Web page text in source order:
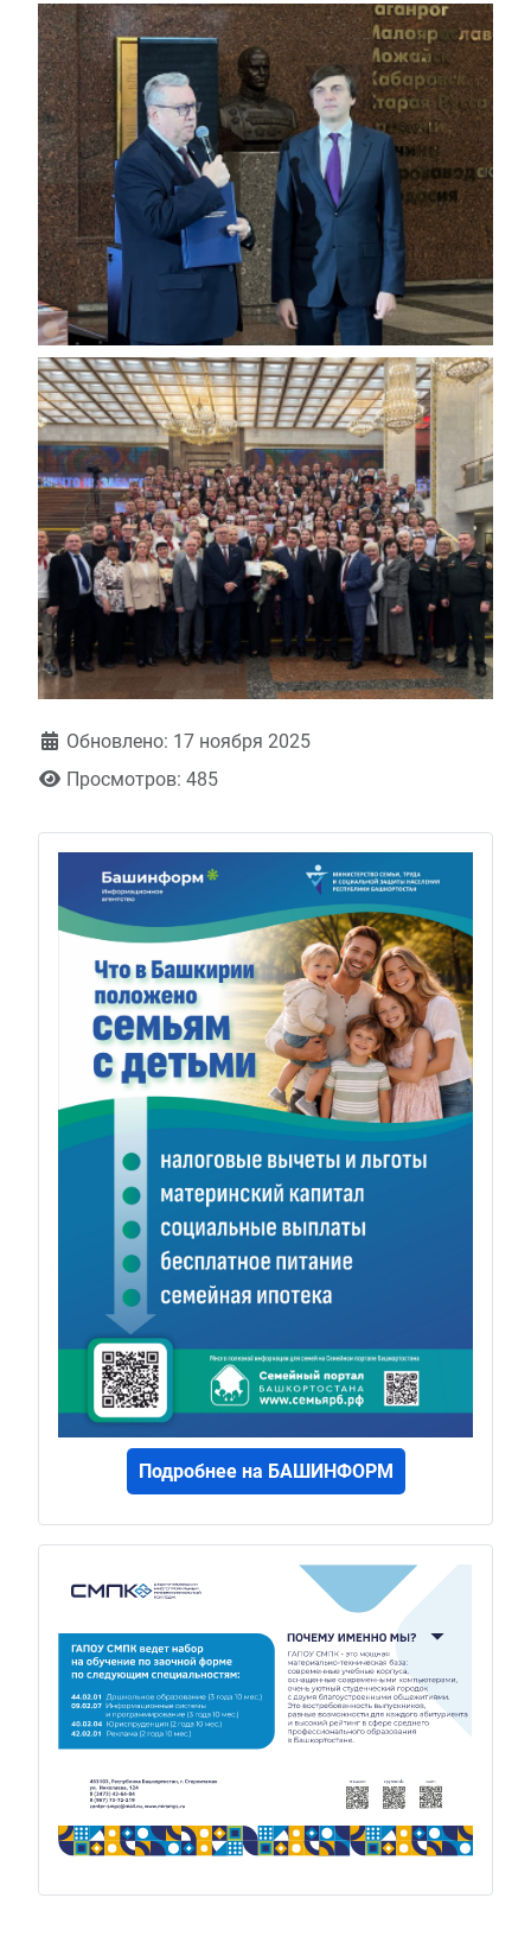
Подробнее на БАШИНФОРМ
Обновлено: 17 ноября 2025
Просмотров: 485